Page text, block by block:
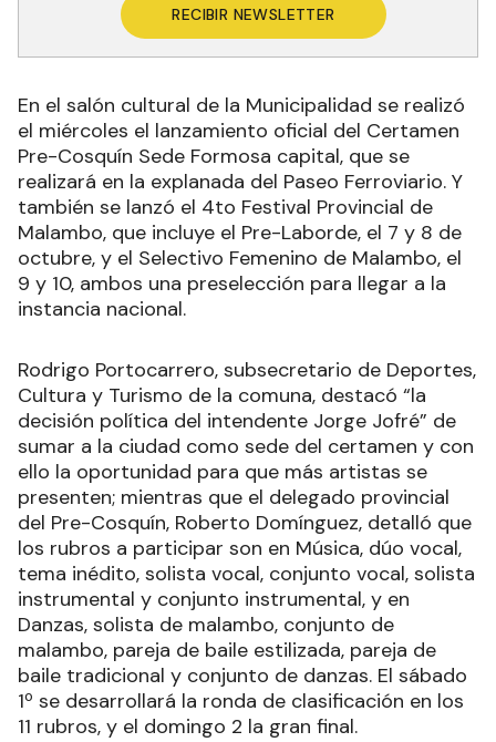
RECIBIR NEWSLETTER
En el salón cultural de la Municipalidad se realizó
el miércoles el lanzamiento oficial del Certamen
Pre-Cosquín Sede Formosa capital, que se
realizará en la explanada del Paseo Ferroviario. Y
también se lanzó el 4to Festival Provincial de
Malambo, que incluye el Pre-Laborde, el 7 y 8 de
octubre, y el Selectivo Femenino de Malambo, el
9 y 10, ambos una preselección para llegar a la
instancia nacional.
Rodrigo Portocarrero, subsecretario de Deportes,
Cultura y Turismo de la comuna, destacó “la
decisión política del intendente Jorge Jofré” de
sumar a la ciudad como sede del certamen y con
ello la oportunidad para que más artistas se
presenten; mientras que el delegado provincial
del Pre-Cosquín, Roberto Domínguez, detalló que
los rubros a participar son en Música, dúo vocal,
tema inédito, solista vocal, conjunto vocal, solista
instrumental y conjunto instrumental, y en
Danzas, solista de malambo, conjunto de
malambo, pareja de baile estilizada, pareja de
baile tradicional y conjunto de danzas. El sábado
1º se desarrollará la ronda de clasificación en los
11 rubros, y el domingo 2 la gran final.